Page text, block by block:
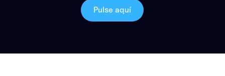
Pulse aquí